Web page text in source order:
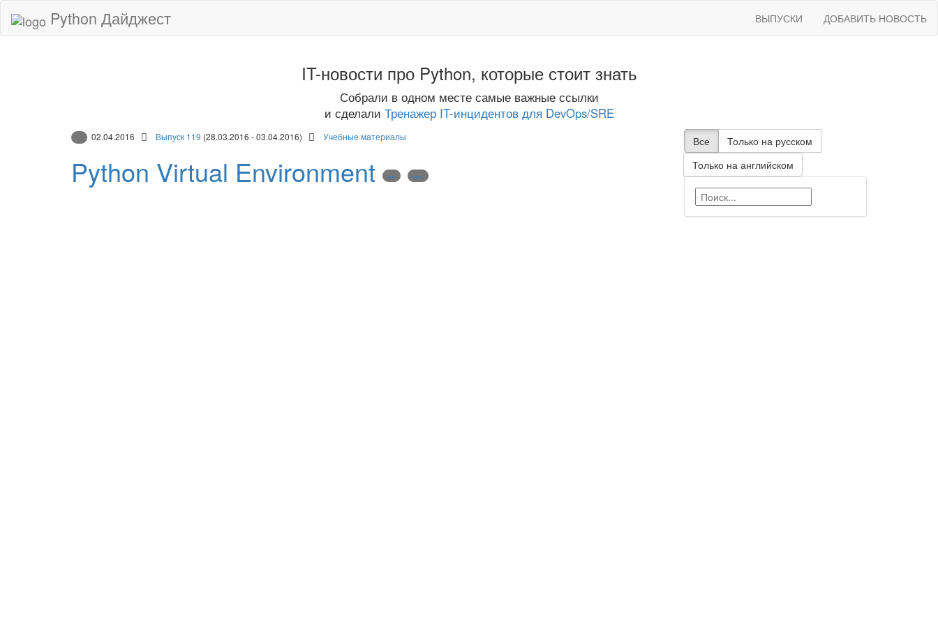
Python Дайджест ВЫПУСКИ ДОБАВИТЬ НОВОСТЬ
IT-новости про Python, которые стоит знать
Собрали в одном месте самые важные ссылки
и сделали Тренажер IT-инцидентов для DevOps/SRE
02.04.2016 Выпуск 119 (28.03.2016 - 03.04.2016) Учебные материалы
Python Virtual Environment env venv
Все
Только на русском
Только на английском